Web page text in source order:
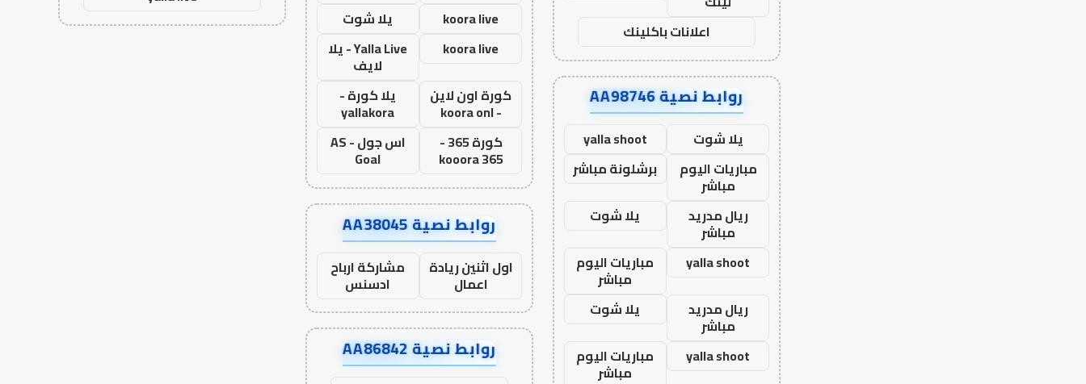
اعلانات باكلينك
روابط نصية AA98746
يلا شوت
yalla shoot
مباريات اليوم
مباشر
برشلونة مباشر
ريال مدريد
مباشر
يلا شوت
yalla shoot
مباريات اليوم
مباشر
ريال مدريد
مباشر
يلا شوت
yalla shoot
مباريات اليوم
مباشر
koora live
يلا شوت
koora live
Yalla Live - يلا
لايف
كورة اون لاين
- koora onl
يلا كورة -
yallakora
كورة 365 -
kooora 365
اس جول - AS
Goal
روابط نصية AA38045
اول اثنين ريادة
اعمال
مشاركة ارباح
ادسنس
روابط نصية AA86842